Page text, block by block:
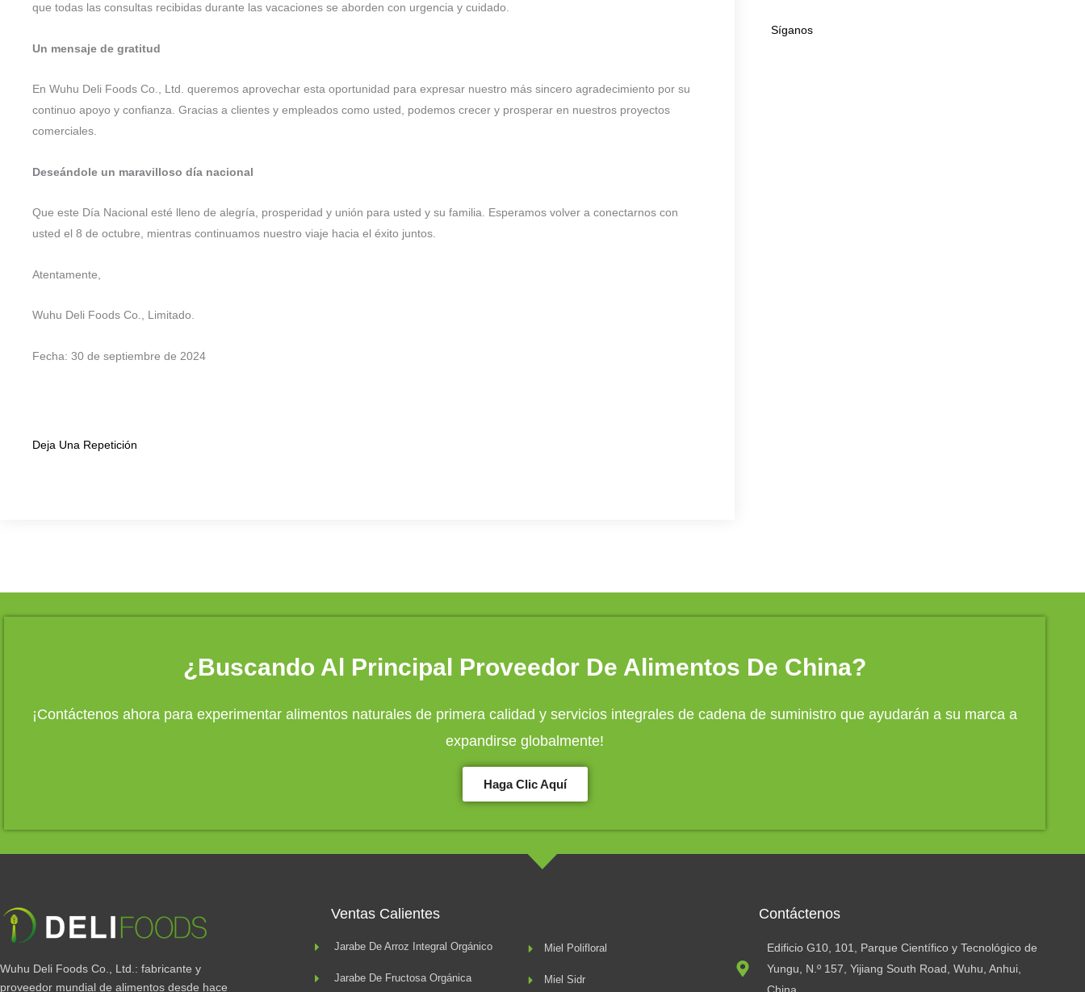
que todas las consultas recibidas durante las vacaciones se aborden con urgencia y cuidado.
Un mensaje de gratitud
En Wuhu Deli Foods Co., Ltd. queremos aprovechar esta oportunidad para expresar nuestro más sincero agradecimiento por su
continuo apoyo y confianza. Gracias a clientes y empleados como usted, podemos crecer y prosperar en nuestros proyectos
comerciales.
Deseándole un maravilloso día nacional
Que este Día Nacional esté lleno de alegría, prosperidad y unión para usted y su familia. Esperamos volver a conectarnos con
usted el 8 de octubre, mientras continuamos nuestro viaje hacia el éxito juntos.
Atentamente,
Wuhu Deli Foods Co., Limitado.
Fecha: 30 de septiembre de 2024
Deja Una Repetición
Síganos
¿Buscando Al Principal Proveedor De Alimentos De China?
¡Contáctenos ahora para experimentar alimentos naturales de primera calidad y servicios integrales de cadena de suministro que ayudarán a su marca a
expandirse globalmente!
Haga Clic Aquí
Wuhu Deli Foods Co., Ltd.: fabricante y
proveedor mundial de alimentos desde hace
Ventas Calientes
Jarabe De Arroz Integral Orgánico
Jarabe De Fructosa Orgánica
Miel Polifloral
Miel Sidr
Contáctenos
Edificio G10, 101, Parque Científico y Tecnológico de
Yungu, N.º 157, Yijiang South Road, Wuhu, Anhui,